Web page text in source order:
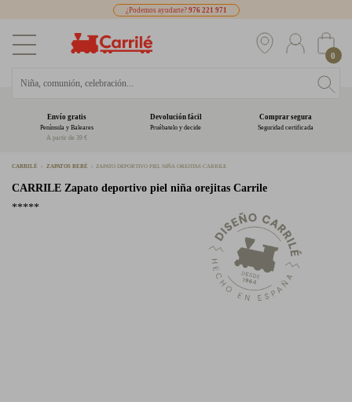
¿Podemos ayudarte? 976 221 971
0
Envío gratis
Península y Baleares
A partir de 39 €
Devolución fácil
Pruébatelo y decide
Comprar segura
Seguridad certificada
CARRILÉ ZAPATOS BEBÉ ZAPATO DEPORTIVO PIEL NIÑA OREJITAS CARRILE
CARRILE Zapato deportivo piel niña orejitas Carrile
*****